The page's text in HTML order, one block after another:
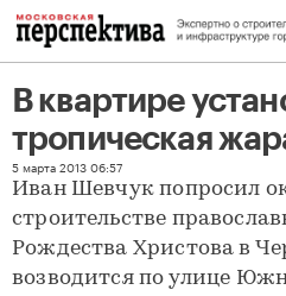
В квартире
тропическая
5 марта 2013 06:57
В квартире установилась
Иван Шевчук попросил
строительстве
Рождества Христова в
возводится по улице